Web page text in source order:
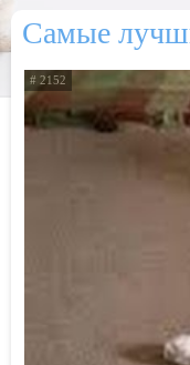
Самые
# 2152